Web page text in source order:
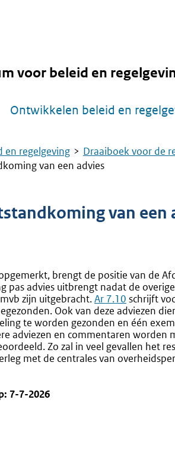
voor beleid en
Ontwikkelen beleid en
en regelgeving Draaiboek voor de
van een advies
van een
brengt de positie van de
pas advies uitbrengt nadat de
zijn uitgebracht.Ar 7.10 schrijft
Ook van deze adviezen
te worden gezonden en één
adviezen en commentaren worden
Zo zal in veel gevallen het
met de centrales van
7-7-2026